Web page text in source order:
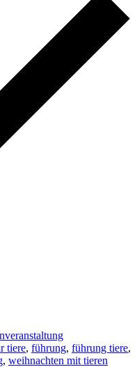
tiere, führung, führung tiere,
, weihnachten mit tieren